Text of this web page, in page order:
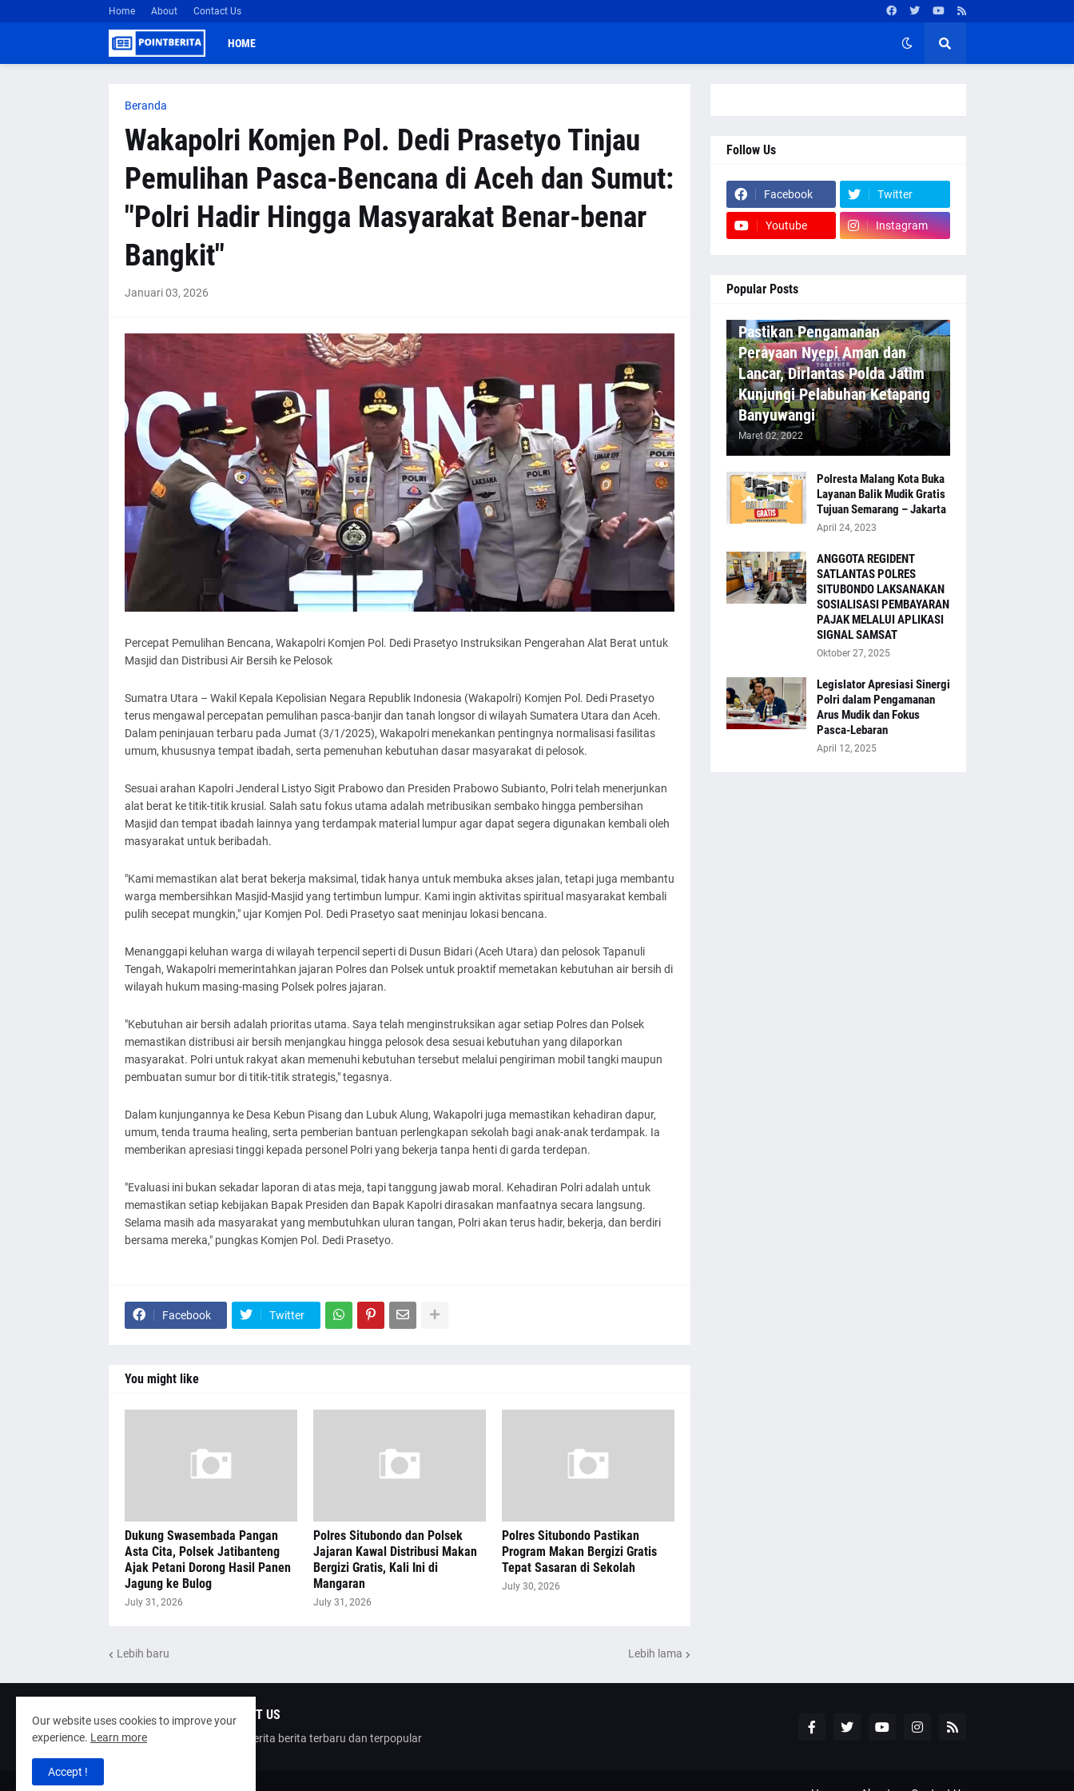
Home About Contact Us
HOME
Beranda
Wakapolri Komjen Pol. Dedi Prasetyo Tinjau
Pemulihan Pasca-Bencana di Aceh dan Sumut:
"Polri Hadir Hingga Masyarakat Benar-benar
Bangkit"
Januari 03, 2026
Percepat Pemulihan Bencana, Wakapolri Komjen Pol. Dedi Prasetyo Instruksikan Pengerahan Alat Berat untuk
Masjid dan Distribusi Air Bersih ke Pelosok
Sumatra Utara – Wakil Kepala Kepolisian Negara Republik Indonesia (Wakapolri) Komjen Pol. Dedi Prasetyo
terus mengawal percepatan pemulihan pasca-banjir dan tanah longsor di wilayah Sumatera Utara dan Aceh.
Dalam peninjauan terbaru pada Jumat (3/1/2025), Wakapolri menekankan pentingnya normalisasi fasilitas
umum, khususnya tempat ibadah, serta pemenuhan kebutuhan dasar masyarakat di pelosok.
Sesuai arahan Kapolri Jenderal Listyo Sigit Prabowo dan Presiden Prabowo Subianto, Polri telah menerjunkan
alat berat ke titik-titik krusial. Salah satu fokus utama adalah metribusikan sembako hingga pembersihan
Masjid dan tempat ibadah lainnya yang terdampak material lumpur agar dapat segera digunakan kembali oleh
masyarakat untuk beribadah.
"Kami memastikan alat berat bekerja maksimal, tidak hanya untuk membuka akses jalan, tetapi juga membantu
warga membersihkan Masjid-Masjid yang tertimbun lumpur. Kami ingin aktivitas spiritual masyarakat kembali
pulih secepat mungkin," ujar Komjen Pol. Dedi Prasetyo saat meninjau lokasi bencana.
Menanggapi keluhan warga di wilayah terpencil seperti di Dusun Bidari (Aceh Utara) dan pelosok Tapanuli
Tengah, Wakapolri memerintahkan jajaran Polres dan Polsek untuk proaktif memetakan kebutuhan air bersih di
wilayah hukum masing-masing Polsek polres jajaran.
"Kebutuhan air bersih adalah prioritas utama. Saya telah menginstruksikan agar setiap Polres dan Polsek
memastikan distribusi air bersih menjangkau hingga pelosok desa sesuai kebutuhan yang dilaporkan
masyarakat. Polri untuk rakyat akan memenuhi kebutuhan tersebut melalui pengiriman mobil tangki maupun
pembuatan sumur bor di titik-titik strategis," tegasnya.
Dalam kunjungannya ke Desa Kebun Pisang dan Lubuk Alung, Wakapolri juga memastikan kehadiran dapur,
umum, tenda trauma healing, serta pemberian bantuan perlengkapan sekolah bagi anak-anak terdampak. Ia
memberikan apresiasi tinggi kepada personel Polri yang bekerja tanpa henti di garda terdepan.
"Evaluasi ini bukan sekadar laporan di atas meja, tapi tanggung jawab moral. Kehadiran Polri adalah untuk
memastikan setiap kebijakan Bapak Presiden dan Bapak Kapolri dirasakan manfaatnya secara langsung.
Selama masih ada masyarakat yang membutuhkan uluran tangan, Polri akan terus hadir, bekerja, dan berdiri
bersama mereka," pungkas Komjen Pol. Dedi Prasetyo.
Facebook Twitter
You might like
Dukung Swasembada Pangan
Asta Cita, Polsek Jatibanteng
Ajak Petani Dorong Hasil Panen
Jagung ke Bulog
July 31, 2026
Polres Situbondo dan Polsek
Jajaran Kawal Distribusi Makan
Bergizi Gratis, Kali Ini di
Mangaran
July 31, 2026
Polres Situbondo Pastikan
Program Makan Bergizi Gratis
Tepat Sasaran di Sekolah
July 30, 2026
Lebih baru Lebih lama
Follow Us
Facebook Twitter
Youtube Instagram
Popular Posts
Pastikan Pengamanan
Perayaan Nyepi Aman dan
Lancar, Dirlantas Polda Jatim
Kunjungi Pelabuhan Ketapang
Banyuwangi
Maret 02, 2022
Polresta Malang Kota Buka
Layanan Balik Mudik Gratis
Tujuan Semarang – Jakarta
April 24, 2023
ANGGOTA REGIDENT
SATLANTAS POLRES
SITUBONDO LAKSANAKAN
SOSIALISASI PEMBAYARAN
PAJAK MELALUI APLIKASI
SIGNAL SAMSAT
Oktober 27, 2025
Legislator Apresiasi Sinergi
Polri dalam Pengamanan
Arus Mudik dan Fokus
Pasca-Lebaran
April 12, 2025
ABOUT US
poinberita berita terbaru dan terpopular
Our website uses cookies to improve your
experience. Learn more
Accept !